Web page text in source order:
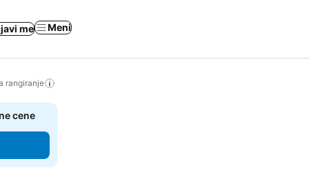
me Meni
rangiranje
cene